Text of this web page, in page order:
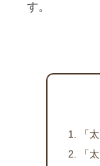
す。
「
「